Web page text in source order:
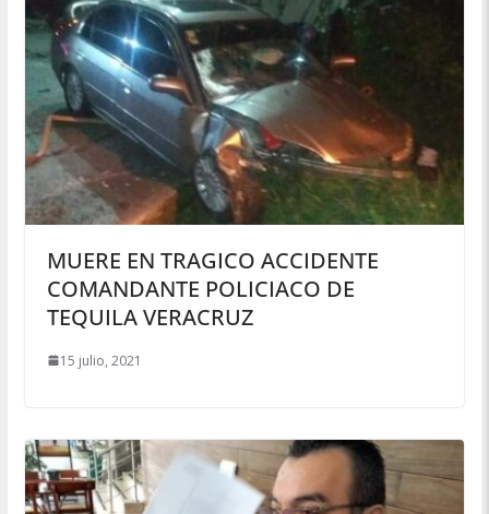
MUERE EN TRAGICO ACCIDENTE
COMANDANTE POLICIACO DE
TEQUILA VERACRUZ
15 julio, 2021